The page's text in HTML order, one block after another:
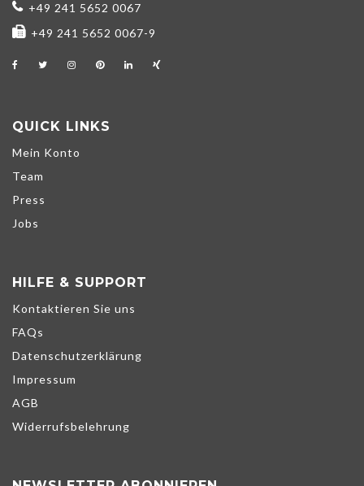
+49 241 5652 0067
+49 241 5652 0067-9
QUICK LINKS
Mein Konto
Team
Press
Jobs
HILFE & SUPPORT
Kontaktieren Sie uns
FAQs
Datenschutzerklärung
Impressum
AGB
Widerrufsbelehrung